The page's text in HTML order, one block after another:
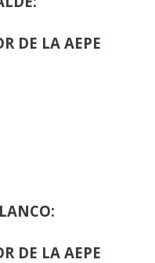
DE LA AEPE
DE LA AEPE